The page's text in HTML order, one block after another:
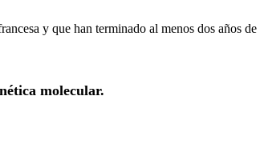
y que han terminado al menos dos años
molecular.